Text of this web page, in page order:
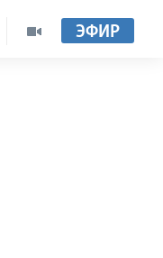
ЭФИР